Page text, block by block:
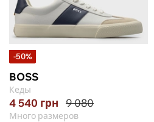
-50%
BOSS
Кеды
4 540 грн 9 080
Много размеров